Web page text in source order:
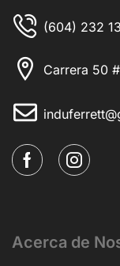
(604) 232
Carrera 50
Acerca de